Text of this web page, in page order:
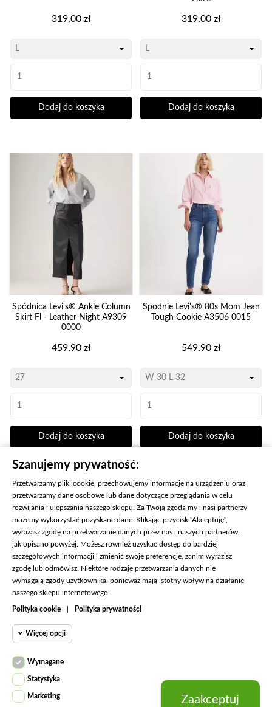
Cena
319,00 zł
Dodaj do koszyka
Cena
319,00 zł
Dodaj do koszyka
Spódnica Levi's® Ankle Column
Skirt Fl - Leather Night A9309
0000
Cena
459,90 zł
Dodaj do koszyka
Spodnie Levi's® 80s Mom Jean
Tough Cookie A3506 0015
Cena
549,90 zł
Dodaj do koszyka
KONIEC PRODUKTÓW
PRODUKTY
NASZA FIRMA
KONTO
Szanujemy prywatność:
Przetwarzamy pliki cookie, przechowujemy informacje na urządzeniu oraz
przetwarzamy dane osobowe lub dane dotyczące przeglądania w celu
rozwijania i ulepszania naszego sklepu. Za Twoją zgodą my i nasi partnerzy
możemy wykorzystać pozyskane dane. Klikając przycisk "Akceptuję",
wyrażasz zgodę na przetwarzanie danych przez nas i naszych partnerów,
jak opisano powyżej. Możesz również uzyskać dostęp do bardziej
szczegółowych informacji i zmienić swoje preferencje, zanim wyrazisz
zgodę lub odmówisz. Niektóre rodzaje przetwarzania danych nie
wymagają zgody użytkownika, ponieważ mają istotny wpływ na działanie
naszego sklepu internetowego.
Polityka cookie Polityka prywatności
Więcej opcji
Wymagane
Wymagane pliki cookie oraz
wymagane do przeglądania
Cookie
Wymagane
Statystyka
Marketing Zaakceptuj